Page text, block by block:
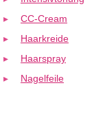
CC-Cream
Haarkreide
Haarspray
Nagelfeile